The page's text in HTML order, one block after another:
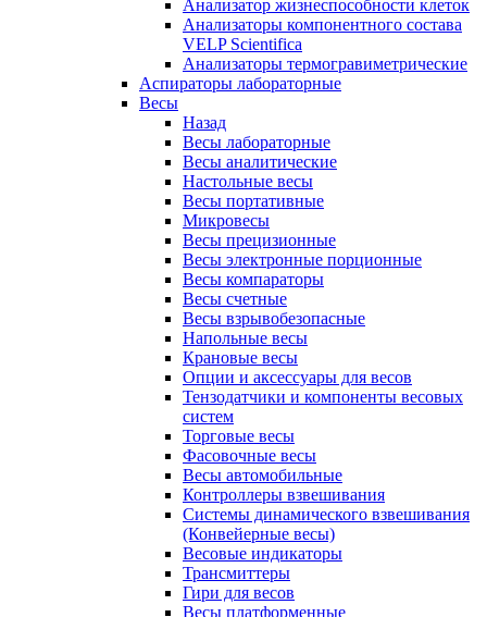
Анализатор жизнеспособности клеток
Анализаторы компонентного состава
VELP Scientifica
Анализаторы термогравиметрические
Аспираторы лабораторные
Весы
Назад
Весы лабораторные
Весы аналитические
Настольные весы
Весы портативные
Микровесы
Весы прецизионные
Весы электронные порционные
Весы компараторы
Весы счетные
Весы взрывобезопасные
Напольные весы
Крановые весы
Опции и аксессуары для весов
Тензодатчики и компоненты весовых
систем
Торговые весы
Фасовочные весы
Весы автомобильные
Контроллеры взвешивания
Системы динамического взвешивания
(Конвейерные весы)
Весовые индикаторы
Трансмиттеры
Гири для весов
Весы платформенные